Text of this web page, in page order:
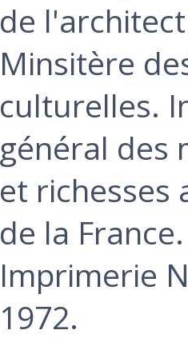
de
Minsitère
culturelles.
général des
et richesses
de la
Imprimerie
1972.‎